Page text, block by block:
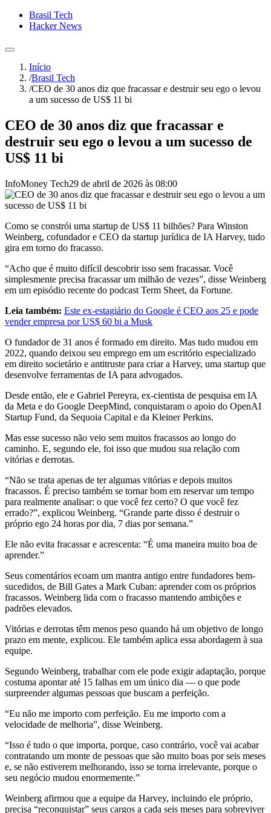
Brasil Tech
Hacker News
Início
/Brasil Tech
/CEO de 30 anos diz que fracassar e destruir seu ego o levou
a um sucesso de US$ 11 bi
CEO de 30 anos diz que fracassar e
destruir seu ego o levou a um sucesso de
US$ 11 bi
InfoMoney Tech29 de abril de 2026 às 08:00
Como se constrói uma startup de US$ 11 bilhões? Para Winston
Weinberg, cofundador e CEO da startup jurídica de IA Harvey, tudo
gira em torno do fracasso.
“Acho que é muito difícil descobrir isso sem fracassar. Você
simplesmente precisa fracassar um milhão de vezes”, disse Weinberg
em um episódio recente do podcast Term Sheet, da Fortune.
Leia também: Este ex-estagiário do Google é CEO aos 25 e pode
vender empresa por US$ 60 bi a Musk
O fundador de 31 anos é formado em direito. Mas tudo mudou em
2022, quando deixou seu emprego em um escritório especializado
em direito societário e antitruste para criar a Harvey, uma startup que
desenvolve ferramentas de IA para advogados.
Desde então, ele e Gabriel Pereyra, ex-cientista de pesquisa em IA
da Meta e do Google DeepMind, conquistaram o apoio do OpenAI
Startup Fund, da Sequoia Capital e da Kleiner Perkins.
Mas esse sucesso não veio sem muitos fracassos ao longo do
caminho. E, segundo ele, foi isso que mudou sua relação com
vitórias e derrotas.
“Não se trata apenas de ter algumas vitórias e depois muitos
fracassos. É preciso também se tornar bom em reservar um tempo
para realmente analisar: o que você fez certo? O que você fez
errado?”, explicou Weinberg. “Grande parte disso é destruir o
próprio ego 24 horas por dia, 7 dias por semana.”
Ele não evita fracassar e acrescenta: “É uma maneira muito boa de
aprender.”
Seus comentários ecoam um mantra antigo entre fundadores bem-
sucedidos, de Bill Gates a Mark Cuban: aprender com os próprios
fracassos. Weinberg lida com o fracasso mantendo ambições e
padrões elevados.
Vitórias e derrotas têm menos peso quando há um objetivo de longo
prazo em mente, explicou. Ele também aplica essa abordagem à sua
equipe.
Segundo Weinberg, trabalhar com ele pode exigir adaptação, porque
costuma apontar até 15 falhas em um único dia — o que pode
surpreender algumas pessoas que buscam a perfeição.
“Eu não me importo com perfeição. Eu me importo com a
velocidade de melhoria”, disse Weinberg.
“Isso é tudo o que importa, porque, caso contrário, você vai acabar
contratando um monte de pessoas que são muito boas por seis meses
e, se não estiverem melhorando, isso se torna irrelevante, porque o
seu negócio mudou enormemente.”
Weinberg afirmou que a equipe da Harvey, incluindo ele próprio,
precisa “reconquistar” seus cargos a cada seis meses para sobreviver